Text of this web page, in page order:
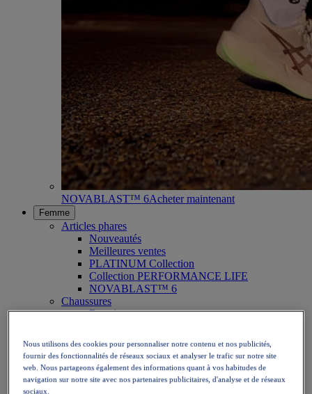
NOVABLAST™ 6Acheter maintenant
Femme
Articles phares
Nouveautés
Meilleures ventes
PLATINUM Collection
Collection PERFORMANCE LIFE
NOVABLAST™ 6
Chaussures
Running
Tennis
Volley
Handball
Padel
Nous utilisons des cookies pour personnaliser notre contenu et nos publicités,
fournir des fonctionnalités de réseaux sociaux et analyser le trafic sur notre site
web. Nous partageons également des informations quant à vos habitudes de
navigation sur notre site avec nos partenaires publicitaires, d'analyse et de réseaux
sociaux.